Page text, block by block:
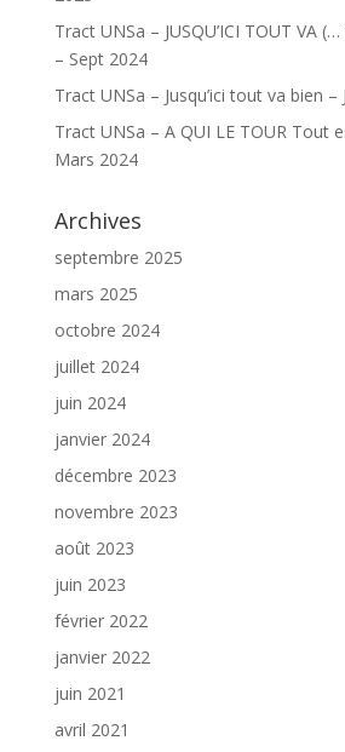
Tract UNSa – JUSQU’ICI TOUT VA
– Sept 2024
Tract UNSa – Jusqu’ici tout va bien –
Tract UNSa – A QUI LE TOUR Tout
Mars 2024
Archives
septembre 2025
mars 2025
octobre 2024
juillet 2024
juin 2024
janvier 2024
décembre 2023
novembre 2023
août 2023
juin 2023
février 2022
janvier 2022
juin 2021
avril 2021